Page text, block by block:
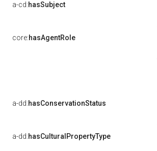
a-cd:hasSubject
core:hasAgentRole
a-dd:hasConservationStatus
a-dd:hasCulturalPropertyType